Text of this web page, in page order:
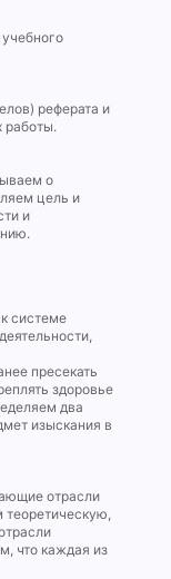
реферата и
работы.
о
цель и
и
системе
пресекать
здоровье
два
изыскания в
отрасли
что каждая из